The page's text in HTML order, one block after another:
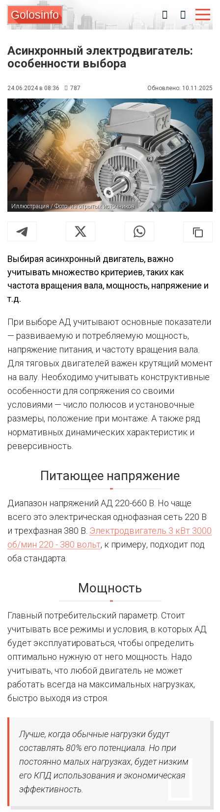
Golosinfo
Асинхронный электродвигатель:
особенности выбора
24.06.2024 в 08:36 787 Обновлено: 10.11.2025
Иллюстрация / Фото: из отрытых источников
Выбирая асинхронный двигатель, важно
учитывать множество критериев, таких как
частота вращения вала, мощность, напряжение и
т.д.
При выборе АД учитывают основные показатели
— развиваемую и потребляемую мощность,
напряжение питания, и частоту вращения вала.
Для тяговых двигателей важен крутящий момент
на валу. Необходимо учитывать конструктивные
особенности для сопряжения со своими
условиями — число полюсов и установочные
размеры, положение при монтаже. А также ряд
нормативных динамических характеристик и
реверсивность.
Питающее напряжение
Диапазон напряжений АД 220-660 В. Но чаще
всего это электрическая однофазная сеть 220 В
и трехфазная 380 В. Электродвигатель 3 кВт 3000
об/мин 220 - 380 вольт, к примеру, подходит под
оба стандарта.
Мощность
Главный потребительский параметр. Стоит
учитывать все режимы и условия, в которых АД
будет эксплуатироваться, чтобы определить
оптимально нужную от него мощность. Надо
учитывать, что любой двигатель не может
работать всегда на максимальных нагрузках,
быстро выходя из строя.
Лучше, когда обычные нагрузки будут
составлять 80% его потенциала. Но при
постоянно малых нагрузках, будет низким
его КПД использования и экономическая
эффективность.